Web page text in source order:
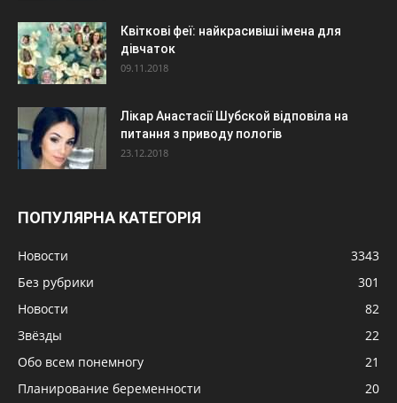
Квіткові феї: найкрасивіші імена для
дівчаток
09.11.2018
Лікар Анастасії Шубской відповіла на
питання з приводу пологів
23.12.2018
ПОПУЛЯРНА КАТЕГОРІЯ
Новости
3343
Без рубрики
301
Новости
82
Звёзды
22
Обо всем понемногу
21
Планирование беременности
20